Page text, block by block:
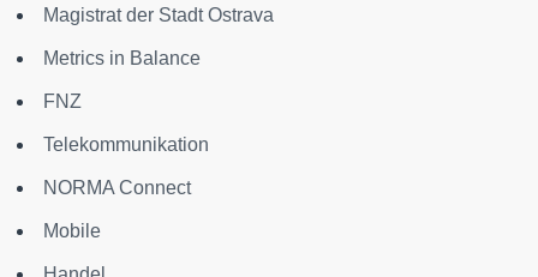
Magistrat der Stadt Ostrava
Metrics in Balance
FNZ
Telekommunikation
NORMA Connect
Mobile